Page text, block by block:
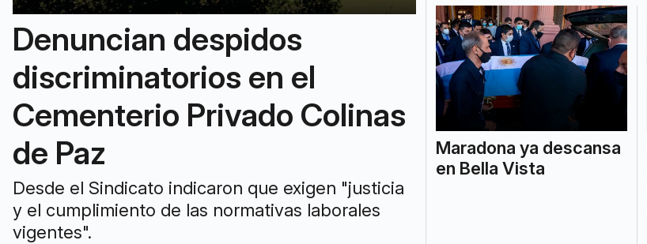
Denuncian despidos
discriminatorios en el
Cementerio Privado Colinas
de Paz
Desde el Sindicato indicaron que exigen "justicia
y el cumplimiento de las normativas laborales
vigentes".
Maradona ya descansa
en Bella Vista